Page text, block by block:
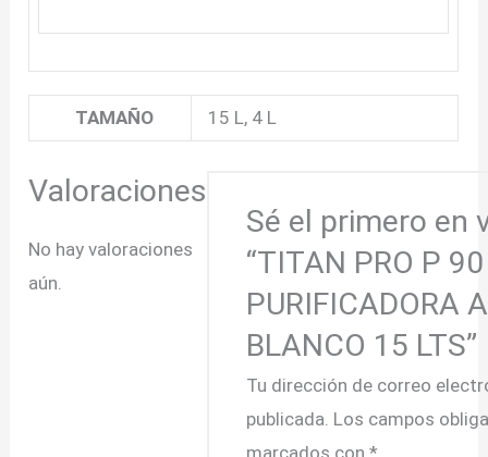
TAMAÑO 15 L, 4 L
Valoraciones
No hay valoraciones
aún.
Sé el primero en
“TITAN PRO P 90
PURIFICADORA
BLANCO 15 LTS”
Tu dirección de correo
publicada. Los campos
marcados con*